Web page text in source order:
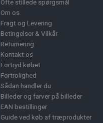
Ofte stillede spørgsmål
Om os
Fragt og Levering
Betingelser & Vilkår
Returnering
Kontakt os
Fortryd købet
Fortrolighed
Sådan handler du
Billeder og farver på billeder
EAN bestillinger
Guide ved køb af træprodukter